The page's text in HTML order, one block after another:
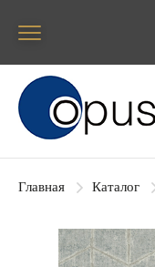
Блок поиска
Главная Каталог